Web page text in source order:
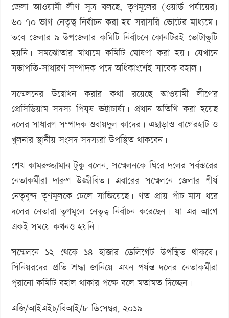
জেলা আওয়ামী লীগ সূত্র বলছে, তৃণমূলের (ওয়ার্ড পর্যায়ের)
৬০-৭০ ভাগ নেতৃত্ব নির্বাচন করা হয় সরাসরি ভোটের মাধ্যমে।
তবে জেলার ৯ উপজেলার কমিটি নির্বাচনে কোনটিরই ভোটাভুটি
হয়নি। সমঝোতার মাধ্যমে কমিটি ঘোষণা করা হয়। যেখানে
সভাপতি-সাধারণ সম্পাদক পদে অধিকাংশেই সাবেক বহাল।
সম্মেলনের উদ্বোধন করার কথা রয়েছে আওয়ামী লীগের
প্রেসিডিয়াম সদস্য পিযুষ ভট্টাচার্ষ্য। প্রধান অতিথি করা হয়েছ
দলের সাধারণ সম্পাদক ওবায়দুল কাদের। এছাড়াও বাগেরহাট ও
খুলনার স্থানীয় সংসদ সদস্যরা উপস্থিত থাকবেন।
শেখ কামরুজ্জামান টুকু বলেন, সম্মেলনকে ঘিরে দলের সর্বস্তরের
নেতাকর্মীরা দারুণ উজ্জীবিত। এবারের সম্মেলনে জেলার শীর্ষ
নেতৃবৃন্দ তৃণমূলকে ঢেলে সাজিয়েছে। গত প্রায় পাঁচ মাস ধরে
দলের নেতারা তৃণমূলে নেতৃত্ব নির্বাচন করেছেন। যা এর আগে
একই সময়ে কখনও হয়নি।
সম্মেলনে ১২ থেকে ১৪ হাজার ডেলিগেট উপস্থিত থাকবে।
সিনিয়রদের প্রতি শ্রদ্ধা জানিয়ে এখন পর্যন্ত দলের নেতাকর্মীরা
পুরানো কমিটি বহাল থাকার পক্ষে বলে মতামত দিচ্ছেন।
এজি/আইএইচ/বিআই/৮ ডিসেম্বর, ২০১৯